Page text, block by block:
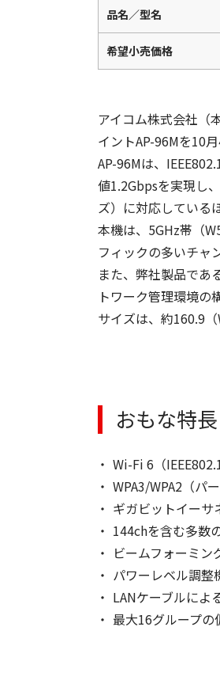
品名／型名
希望小売価格
アイコム株式会社（
イントAP-96Mを10
AP-96Mは、
値1.2Gbpsを実現し
ズ）に対応している
本機は、5GHz帯（
フィックの多いチャ
また、弊社製品であ
トワーク管理環境の
サイズは、約160.9
おもな特長
Wi-Fi 6（
WPA3/WPA2（パ
ギガビットイーサ
144chを含む多数
ビームフォーミン
パワーレベル調整
LANケーブルによ
最大16グループの